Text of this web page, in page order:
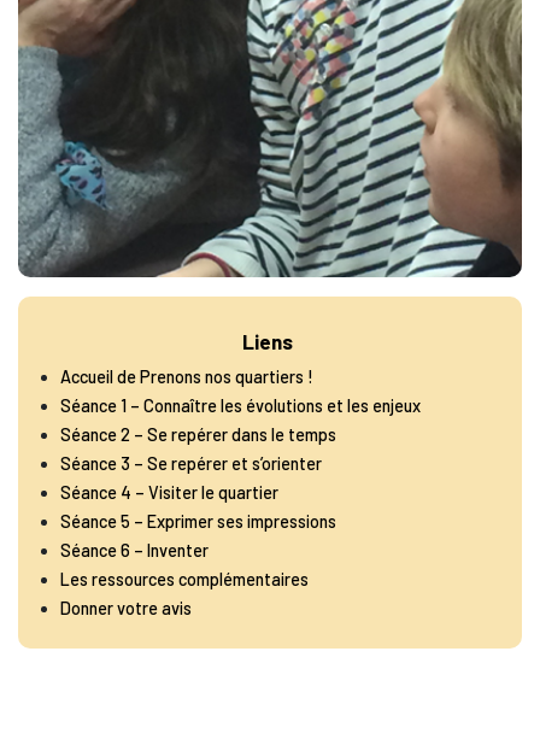
Liens
Accueil de Prenons nos quartiers !
Séance 1 – Connaître les évolutions et les enjeux
Séance 2 – Se repérer dans le temps
Séance 3 – Se repérer et s’orienter
Séance 4 – Visiter le quartier
Séance 5 – Exprimer ses impressions
Séance 6 – Inventer
Les ressources complémentaires
Donner votre avis